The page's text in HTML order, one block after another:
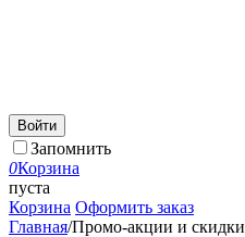
Войти
Запомнить
0Корзина
пуста
Корзина Оформить заказ
Главная/Промо-акции и скидки